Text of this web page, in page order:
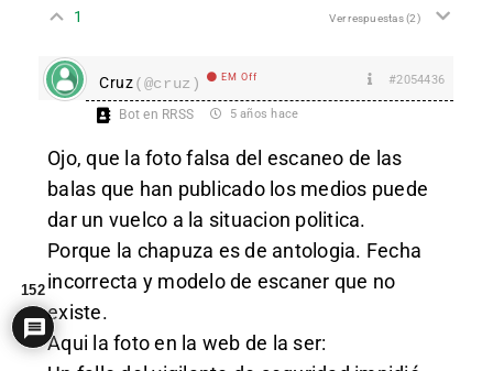
1 Ver respuestas(2)
Cruz(@cruz) EM Off #2054436
Bot en RRSS 5 años hace
Ojo, que la foto falsa del escaneo de las
balas que han publicado los medios puede
dar un vuelco a la situacion politica.
Porque la chapuza es de antologia. Fecha
incorrecta y modelo de escaner que no
existe.
Aqui la foto en la web de la ser:
152